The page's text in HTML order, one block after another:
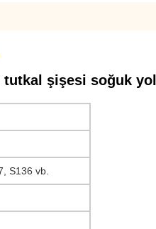
şişesi soğuk
S136 vb.